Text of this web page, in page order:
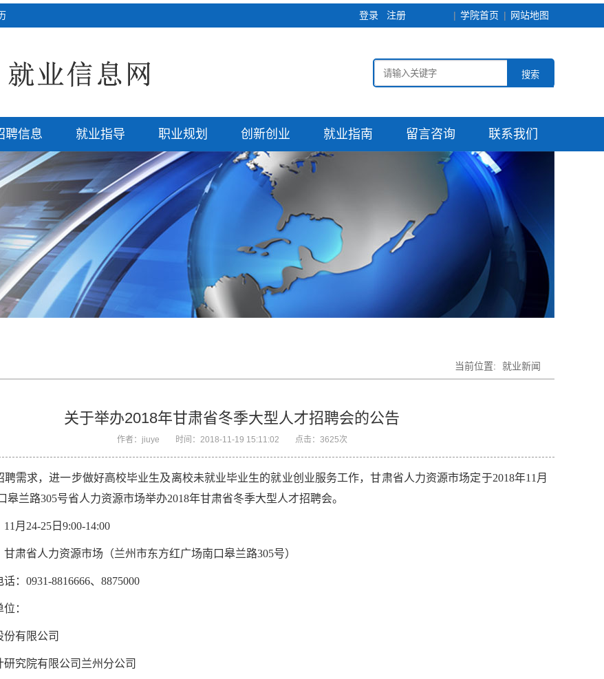
登录 注册 学院首页 网站地图
搜索
聘信息 就业指导 职业规划 创新创业 就业指南 留言咨询 联系我们
当前位置: 就业新闻
关于举办2018年甘肃省冬季大型人才招聘会的公告
作者： jiuye 时间： 2018-11-19 15:11:02 点击： 3625次
聘需求，进一步做好高校毕业生及离校未就业毕业生的就业创业服务工作，甘肃省人力资源市场定于2018年11月
皋兰路305号省人力资源市场举办2018年甘肃省冬季大型人才招聘会。
月24-25日9:00-14:00
肃省人力资源市场（兰州市东方红广场南口皋兰路305号）
：0931-8816666、8875000
：
有限公司
究院有限公司兰州分公司